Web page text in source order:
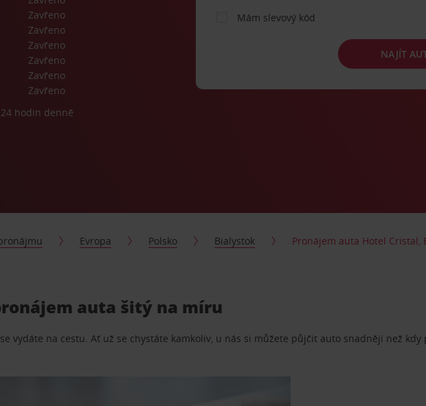
Zavřeno
Zavřeno
Zavřeno
Zavřeno
Zavřeno
Zavřeno
hodin denně
Mám slevový kód
NAJÍT
Evropa Polsko Bialystok Pronájem auta Hotel Cristal,
auta šitý na míru
vydáte na cestu. Ať už se chystáte kamkoliv, u nás si můžete půjčit auto snadněji než